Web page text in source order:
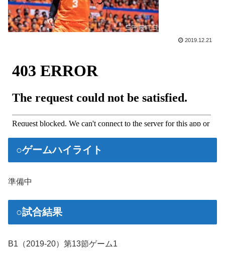
2019.12.21
○ゲームハイライト
準備中
○試合結果
B1（2019-20）第13節ゲーム1